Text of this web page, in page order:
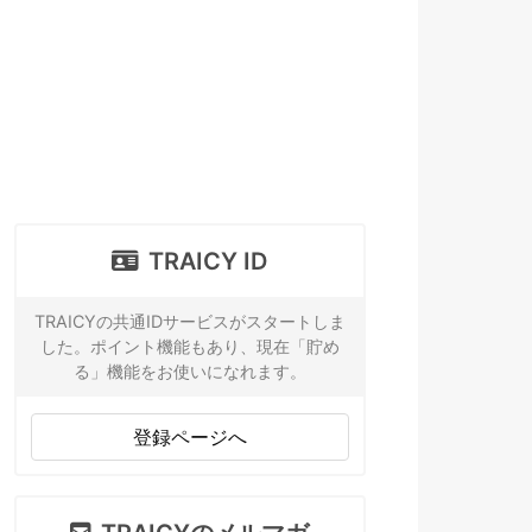
TRAICY ID
TRAICYの共通IDサービスがスタートしま
した。ポイント機能もあり、現在「貯め
る」機能をお使いになれます。
登録ページへ